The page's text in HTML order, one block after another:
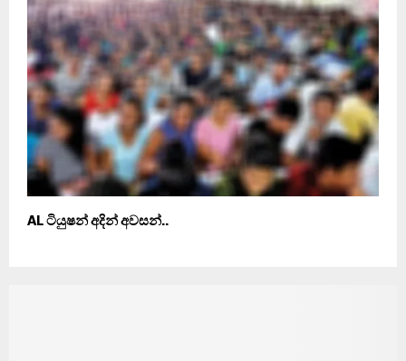
AL ටියුෂන් අදින් අවසන්..